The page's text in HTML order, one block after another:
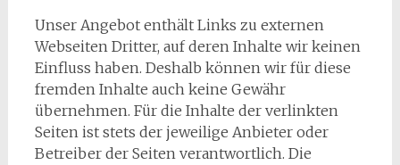
Unser Angebot enthält Links zu externen
Webseiten Dritter, auf deren Inhalte wir keinen
Einfluss haben. Deshalb können wir für diese
fremden Inhalte auch keine Gewähr
übernehmen. Für die Inhalte der verlinkten
Seiten ist stets der jeweilige Anbieter oder
Betreiber der Seiten verantwortlich. Die